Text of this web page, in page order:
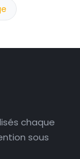
chaque
sous